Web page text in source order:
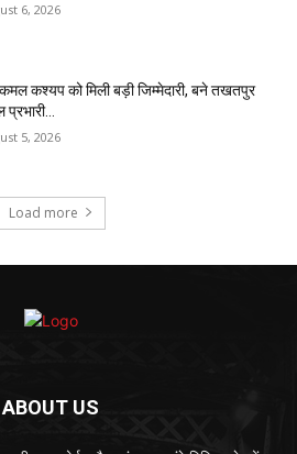
6, 2026
कश्यप को मिली बड़ी जिम्मेदारी, बने तखतपुर
5, 2026
Load more
ABOUT US